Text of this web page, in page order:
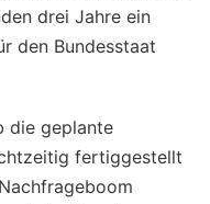
drei Jahre ein
den Bundesstaat
die geplante
fertiggestellt